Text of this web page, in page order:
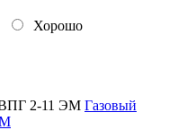
Хорошо
Газовый